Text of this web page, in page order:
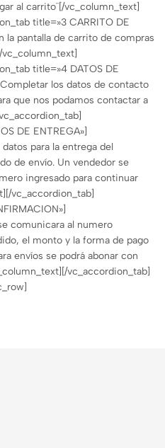
al carrito¨[/vc_column_text]
title=»3 CARRITO DE
la pantalla de carrito de compras
title=»4 DATOS DE
los datos de contacto
que nos podamos contactar a
DE ENTREGA»]
para la entrega del
de envío. Un vendedor se
ingresado para continuar
vc_accordion_tab]
comunicara al numero
el monto y la forma de pago
envíos se podrá abonar con
vc_accordion_tab]